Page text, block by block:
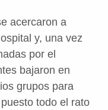
acercaron a
y, una vez
por el
bajaron en
grupos para
todo el rato